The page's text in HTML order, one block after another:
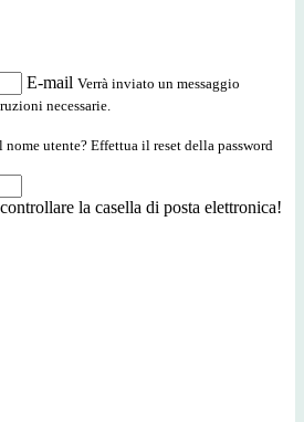
E-mail Verrà inviato un messaggio
necessarie.
utente? Effettua il reset della password
la casella di posta elettronica!